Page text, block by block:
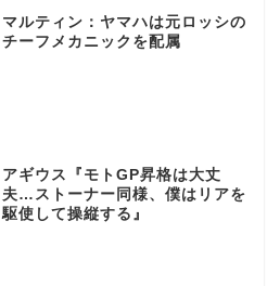
マルティン：ヤマハは元ロッシの
チーフメカニックを配属
アギウス『モトGP昇格は大丈
夫…ストーナー同様、僕はリアを
駆使して操縦する』